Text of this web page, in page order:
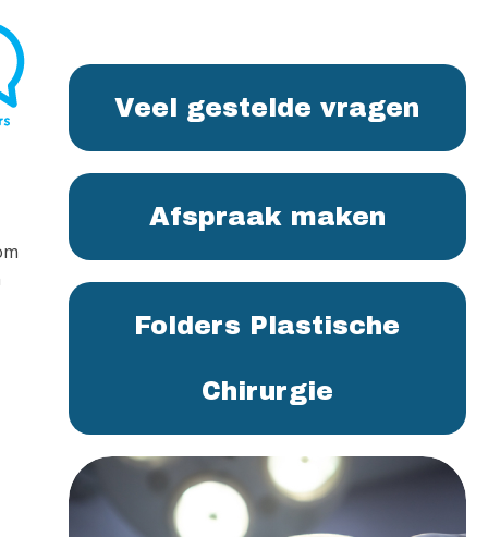
Veel gestelde vragen
Afspraak maken
Folders Plastische
Chirurgie